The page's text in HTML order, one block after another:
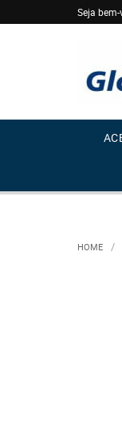
Seja
HOME